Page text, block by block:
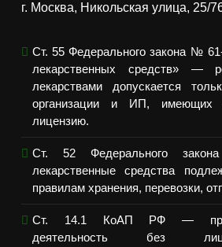
г. Москва, Никольская улица, 25/
Ст. 55 Федерального закона №
лекарственных средств» —
лекарствами допускается
организации и ИП, имеющих
лицензию.
Ст. 52 Федерального
лекарственные средства
правилам хранения, перевозки,
Ст. 14.1 КоАП РФ —
деятельность без